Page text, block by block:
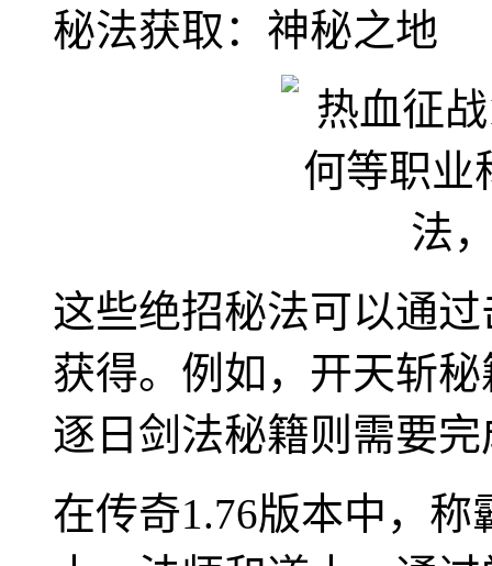
秘法获取：神秘之地
这些绝招秘法可以通
获得。例如，开天斩
逐日剑法秘籍则需要
在传奇1.76版本中，